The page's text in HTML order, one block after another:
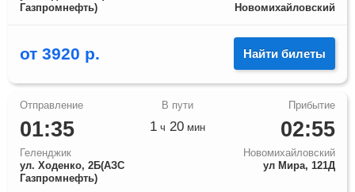
Газпромнефть)
Новомихайловский
от 3920 р. Найти билеты
01:35
Геленджик
ул. Ходенко, 2Б(АЗС
Газпромнефть)
02:55
Новомихайловский
ул Мира, 121Д
1 ч 20 мин